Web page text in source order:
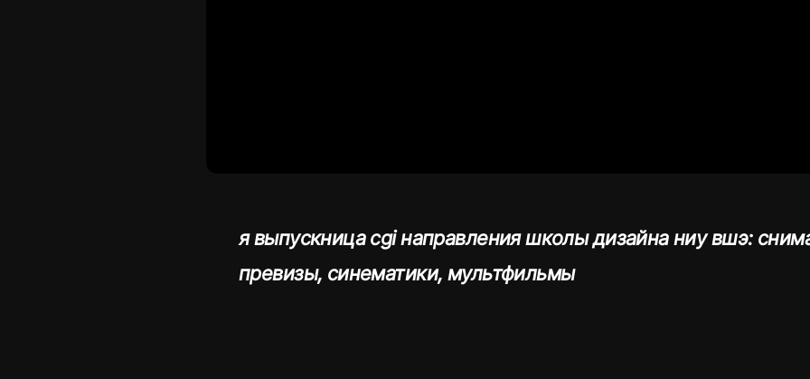
я выпускница cgi направления школы дизайна ниу вшэ:
превизы, синематики, мультфильмы